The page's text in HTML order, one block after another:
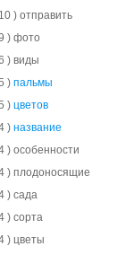
) отправить
) фото
) виды
) пальмы
) цветов
) название
) особенности
) плодоносящие
) сада
) сорта
) цветы